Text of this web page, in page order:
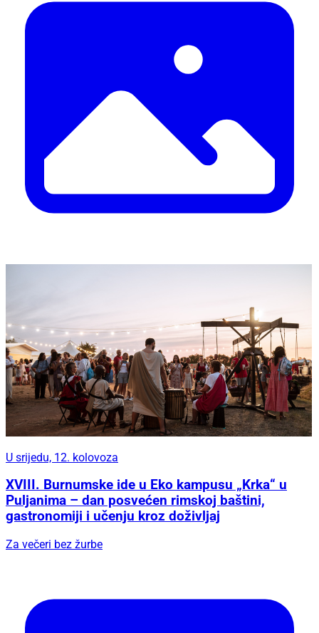
U srijedu, 12. kolovoza
XVIII. Burnumske ide u Eko kampusu „Krka“ u
Puljanima – dan posvećen rimskoj baštini,
gastronomiji i učenju kroz doživljaj
Za večeri bez žurbe